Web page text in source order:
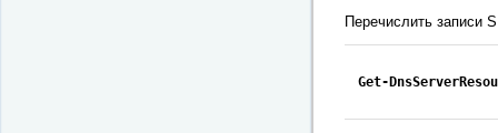
Перечислить записи
Get-